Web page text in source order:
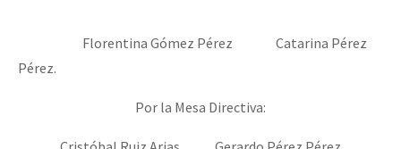
Florentina Gómez Pérez Catarina Pérez
Pérez.
Por la Mesa Directiva: